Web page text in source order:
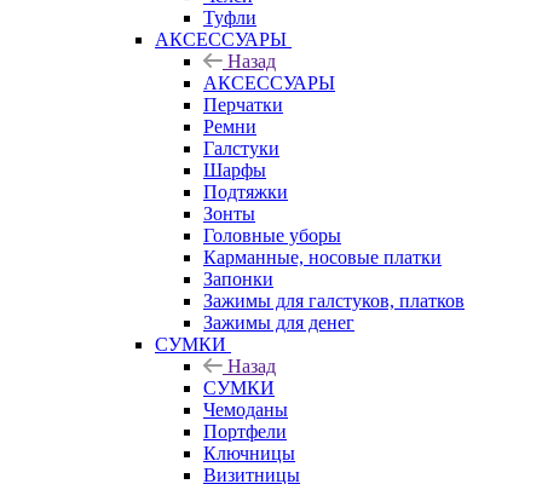
Туфли
АКСЕССУАРЫ
Назад
АКСЕССУАРЫ
Перчатки
Ремни
Галстуки
Шарфы
Подтяжки
Зонты
Головные уборы
Карманные, носовые платки
Запонки
Зажимы для галстуков, платков
Зажимы для денег
СУМКИ
Назад
СУМКИ
Чемоданы
Портфели
Ключницы
Визитницы